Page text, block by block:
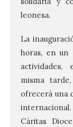
leonesa.
La
horas, en un
actividades,
misma
ofrecerá una
Cáritas